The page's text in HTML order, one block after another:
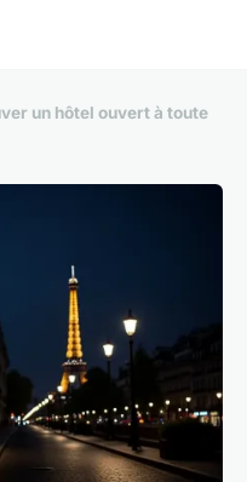
un hôtel ouvert à toute